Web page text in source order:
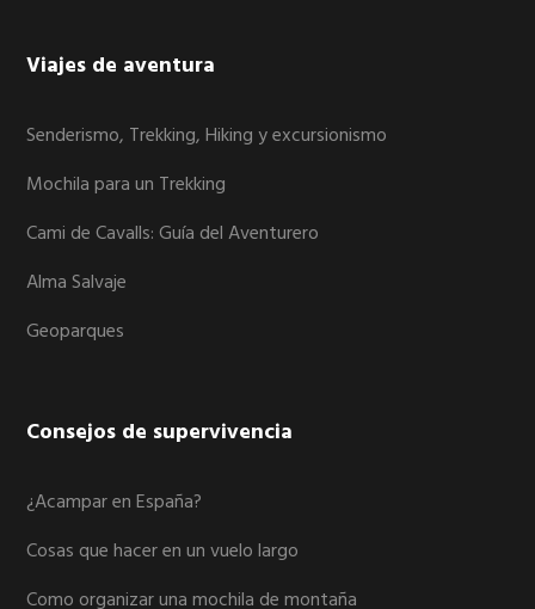
Viajes de aventura
Senderismo, Trekking, Hiking y excursionismo
Mochila para un Trekking
Cami de Cavalls: Guía del Aventurero
Alma Salvaje
Geoparques
Consejos de supervivencia
¿Acampar en España?
Cosas que hacer en un vuelo largo
Como organizar una mochila de montaña